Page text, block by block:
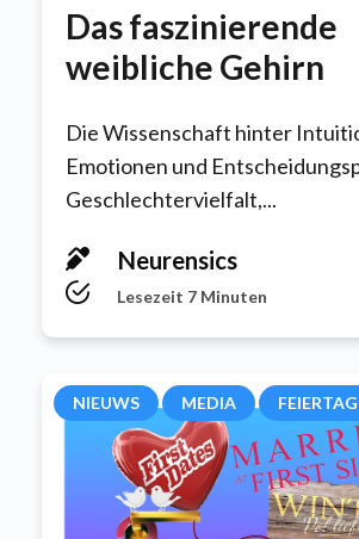
Das faszinierende
weibliche Gehirn
Die Wissenschaft hinter
Emotionen und
Geschlechtervielfalt,...
Neurensics
Lesezeit 7 Minuten
NIEUWS MEDIA FEIERTAG